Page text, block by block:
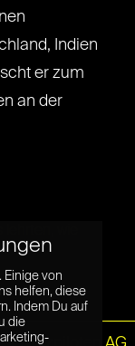
Indien
er zum
an der
Einige von
helfen, diese
Indem Du auf
die